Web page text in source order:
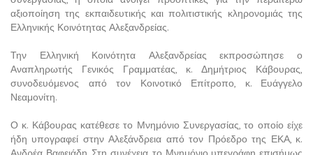
αξιοποίηση της εκπαιδευτικής και πολιτιστικής κληρονομιάς της
Ελληνικής Κοινότητας Αλεξανδρείας.
Την Ελληνική Κοινότητα Αλεξανδρείας εκπροσώπησε ο
Αναπληρωτής Γενικός Γραμματέας, κ. Δημήτριος Κάβουρας,
συνοδευόμενος από τον Κοινοτικό Επίτροπο, κ. Ευάγγελο
Νεαμονίτη.
Ο κ. Κάβουρας κατέθεσε το Μνημόνιο Συνεργασίας, το οποίο είχε
ήδη υπογραφεί στην Αλεξάνδρεια από τον Πρόεδρο της ΕΚΑ, κ.